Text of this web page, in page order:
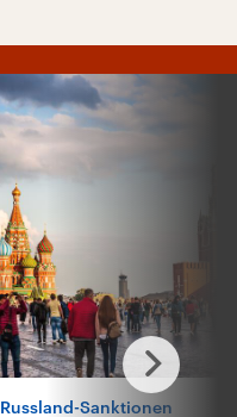
Russland-Sanktionen